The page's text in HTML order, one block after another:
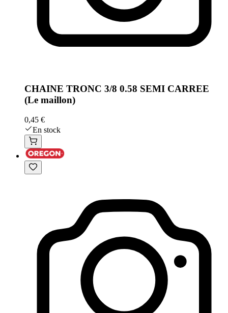
CHAINE TRONC 3/8 0.58 SEMI CARREE
(Le maillon)
0,45 €
En stock